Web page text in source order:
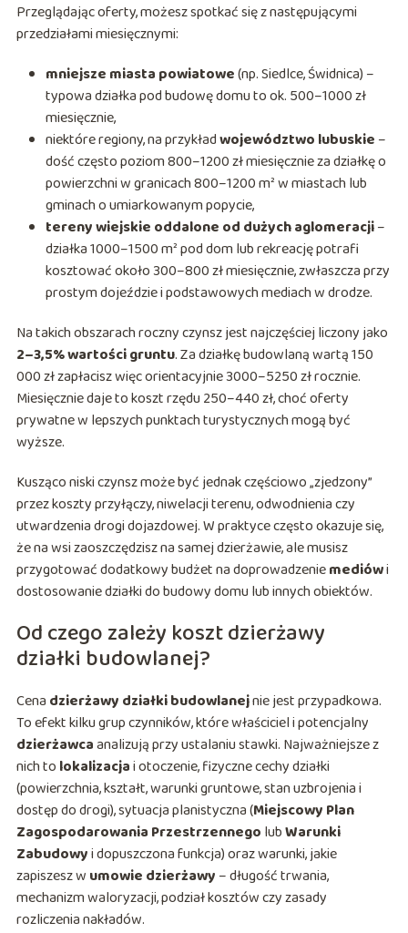
Przeglądając oferty, możesz spotkać się z następującymi
przedziałami miesięcznymi:
mniejsze miasta powiatowe(np. Siedlce, Świdnica) –
typowa działka pod budowę domu to ok. 500–1000 zł
miesięcznie,
niektóre regiony, na przykładwojewództwo lubuskie –
dość często poziom 800–1200 zł miesięcznie za działkę o
powierzchni w granicach 800–1200 m² w miastach lub
gminach o umiarkowanym popycie,
tereny wiejskie oddalone od dużych aglomeracji–
działka 1000–1500 m² pod dom lub rekreację potrafi
kosztować około 300–800 zł miesięcznie, zwłaszcza przy
prostym dojeździe i podstawowych mediach w drodze.
Na takich obszarach roczny czynsz jest najczęściej liczony jako
2–3,5% wartości gruntu. Za działkę budowlaną wartą 150
000 zł zapłacisz więc orientacyjnie 3000–5250 zł rocznie.
Miesięcznie daje to koszt rzędu 250–440 zł, choć oferty
prywatne w lepszych punktach turystycznych mogą być
wyższe.
Kusząco niski czynsz może być jednak częściowo „zjedzony”
przez koszty przyłączy, niwelacji terenu, odwodnienia czy
utwardzenia drogi dojazdowej. W praktyce często okazuje się,
że na wsi zaoszczędzisz na samej dzierżawie, ale musisz
przygotować dodatkowy budżet na doprowadzeniemediówi
dostosowanie działki do budowy domu lub innych obiektów.
Od czego zależy koszt dzierżawy
działki budowlanej?
Cena dzierżawy działki budowlanejnie jest przypadkowa.
To efekt kilku grup czynników, które właściciel i potencjalny
dzierżawcaanalizują przy ustalaniu stawki. Najważniejsze z
nich to lokalizacjai otoczenie, fizyczne cechy działki
(powierzchnia, kształt, warunki gruntowe, stan uzbrojenia i
dostęp do drogi), sytuacja planistyczna (Miejscowy Plan
Zagospodarowania Przestrzennego lubWarunki
Zabudowyi dopuszczona funkcja) oraz warunki, jakie
zapiszesz w umowie dzierżawy – długość trwania,
mechanizm waloryzacji, podział kosztów czy zasady
rozliczenia nakładów.